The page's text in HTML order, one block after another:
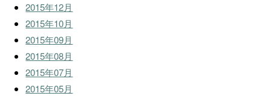
2015年12月
2015年10月
2015年09月
2015年08月
2015年07月
2015年05月